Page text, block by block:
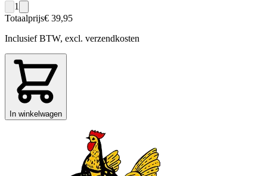
1
Totaalprijs€ 39,95
Inclusief BTW, excl. verzendkosten
In winkelwagen